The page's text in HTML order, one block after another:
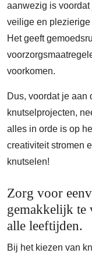
aanwezig is
veilige en
Het geeft
voorkomen.
Dus, voordat je aan
knutselprojecten,
alles in orde is op
creativiteit stromen
knutselen!
Zorg voor
gemakkelijk te
alle leeftijden.
Bij het kiezen van